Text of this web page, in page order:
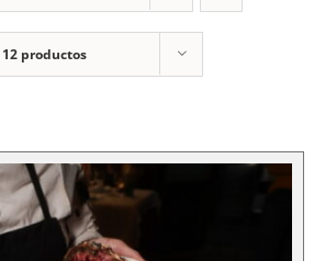
12 productos